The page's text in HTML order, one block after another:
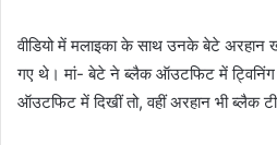
वीडियो में मलाइका के साथ उनके बेटे अरहान
गए थे। मां- बेटे ने ब्लैक ऑउटफिट में
ऑउटफिट में दिखीं तो, वहीं अरहान भी ब्लैक